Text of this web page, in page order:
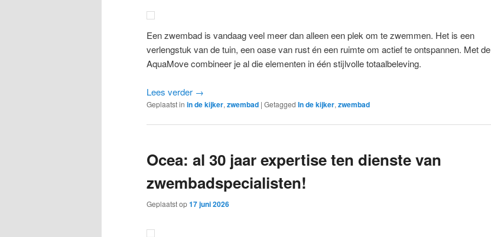
Een zwembad is vandaag veel meer dan alleen een plek om te zwemmen. Het is een
verlengstuk van de tuin, een oase van rust én een ruimte om actief te ontspannen. Met de
AquaMove combineer je al die elementen in één stijlvolle totaalbeleving.
Lees verder →
Geplaatst in in de kijker, zwembad | Getagged In de kijker, zwembad
Ocea: al 30 jaar expertise ten dienste van
zwembadspecialisten!
Geplaatst op17 juni 2026